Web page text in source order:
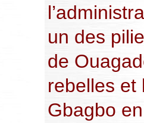
un des
de
rebelles et
Gbagbo